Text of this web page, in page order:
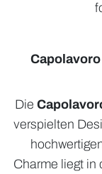
Die
verspielten
Charme liegt in